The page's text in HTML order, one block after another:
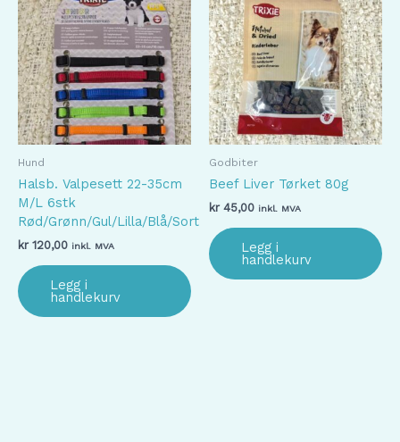
Hund
Halsb. Valpesett 22-35cm
M/L 6stk
Rød/Grønn/Gul/Lilla/Blå/Sort
kr 120,00 inkl. MVA
Legg i
handlekurv
Godbiter
Beef Liver Tørket 80g
kr 45,00 inkl. MVA
Legg i
handlekurv